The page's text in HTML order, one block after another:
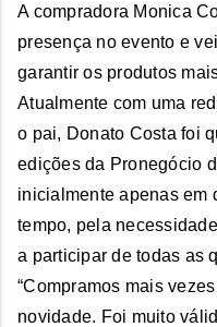
A compradora Monica
presença no evento e
garantir os produtos
Atualmente com uma
o pai, Donato Costa foi
edições da Pronegócio
inicialmente apenas em
tempo, pela
a participar de todas as
“Compramos mais
novidade. Foi muito